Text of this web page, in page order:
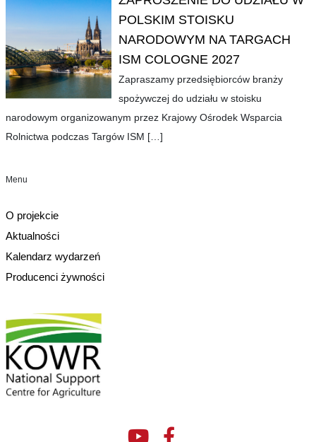
POLSKIM STOISKU
NARODOWYM NA TARGACH
ISM COLOGNE 2027
Zapraszamy przedsiębiorców branży
spożywczej do udziału w stoisku
narodowym organizowanym przez Krajowy Ośrodek Wsparcia
Rolnictwa podczas Targów ISM […]
Menu
O projekcie
Aktualności
Kalendarz wydarzeń
Producenci żywności